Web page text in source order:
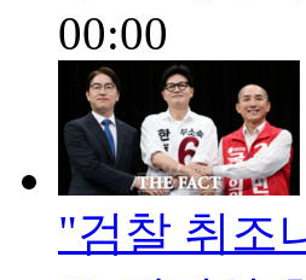
00:00
"검찰 취조